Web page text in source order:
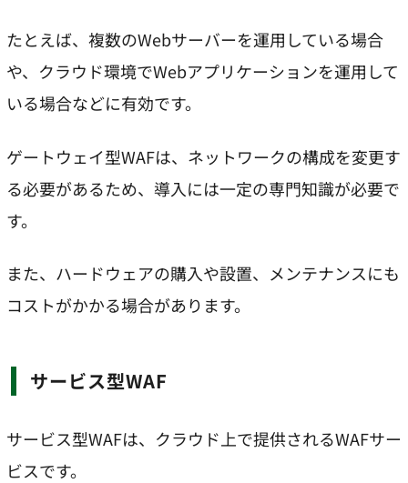
たとえば、複数のWebサーバーを運用している場合
や、クラウド環境でWebアプリケーションを運用して
いる場合などに有効です。
ゲートウェイ型WAFは、ネットワークの構成を変更す
る必要があるため、導入には一定の専門知識が必要で
す。
また、ハードウェアの購入や設置、メンテナンスにも
コストがかかる場合があります。
サービス型WAF
サービス型WAFは、クラウド上で提供されるWAFサー
ビスです。